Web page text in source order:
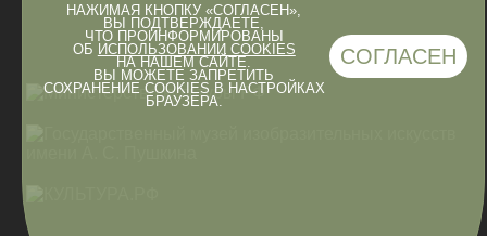
НАЖИМАЯ КНОПКУ «СОГЛАСЕН»,
ВЫ ПОДТВЕРЖДАЕТЕ,
ЧТО ПРОИНФОРМИРОВАНЫ
ОБ ИСПОЛЬЗОВАНИИ COOKIES
НА НАШЕМ САЙТЕ.
ВЫ МОЖЕТЕ ЗАПРЕТИТЬ
СОХРАНЕНИЕ COOKIES В НАСТРОЙКАХ
БРАУЗЕРА.
СОГЛАСЕН